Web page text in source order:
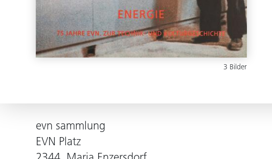
3 Bilder
evn sammlung
EVN Platz